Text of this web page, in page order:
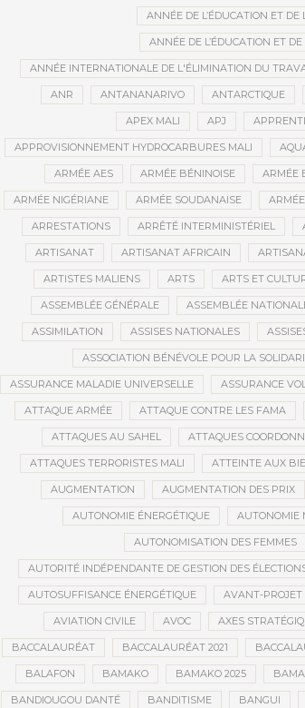
ANNÉE DE L’ÉDUCATION ET DE
ANNÉE DE L’ÉDUCATION ET
ANNÉE INTERNATIONALE DE L'ÉLIMINATION DU
ANR ANTANANARIVO ANTARCTIQUE
APEX MALI APJ
APPROVISIONNEMENT HYDROCARBURES MALI
ARMÉE AES ARMÉE BÉNINOISE ARMÉE
ARMÉE NIGÉRIANE ARMÉE SOUDANAISE
ARRESTATIONS ARRÊTÉ INTERMINISTÉRIEL
ARTISANAT ARTISANAT AFRICAIN
ARTISTES MALIENS ARTS ARTS ET
ASSEMBLÉE GÉNÉRALE ASSEMBLÉE
ASSIMILATION ASSISES NATIONALES
ASSOCIATION BÉNÉVOLE POUR LA
ASSURANCE MALADIE UNIVERSELLE ASSURANCE
ATTAQUE ARMÉE ATTAQUE CONTRE LES FAMA
ATTAQUES AU SAHEL ATTAQUES
ATTAQUES TERRORISTES MALI ATTEINTE AUX
AUGMENTATION AUGMENTATION DES PRIX
AUTONOMIE ÉNERGÉTIQUE AUTONOMIE
AUTONOMISATION DES FEMMES
AUTORITÉ INDÉPENDANTE DE GESTION DES
AUTOSUFFISANCE ÉNERGÉTIQUE AVANT-PROJET
AVIATION CIVILE AVOC AXES
BACCALAURÉAT BACCALAURÉAT 2021
BALAFON BAMAKO BAMAKO 2025
BANDIOUGOU DANTÉ BANDITISME BANGUI